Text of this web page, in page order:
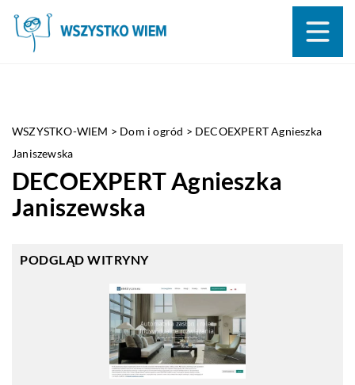
WSZYSTKO-WIEM > Dom i ogród > DECOEXPERT Agnieszka
Janiszewska
DECOEXPERT Agnieszka
Janiszewska
PODGLĄD WITRYNY